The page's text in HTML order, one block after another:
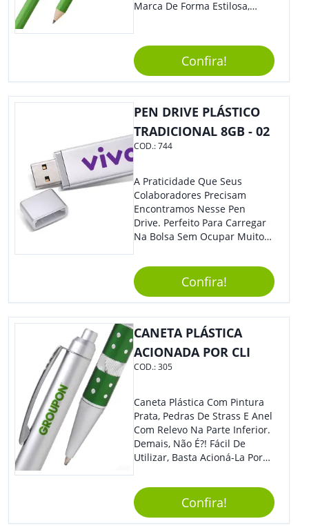
Marca De Forma Estilosa,
Reuniões Corporativas Ou Até
Mesmo Para Presentear
Colaboradores E Parceiros De
Confira!
PEN DRIVE PLÁSTICO
TRADICIONAL 8GB - 02
COD.:744
A Praticidade Que Seus
Colaboradores Precisam
Encontramos Nesse Pen
Drive. Perfeito Para Carregar
Na Bolsa Sem Ocupar Muito
Qualquer Lugar Todos Os
Arquivos Desejados. Ideal
Para Oferecer Em Eventos E
Feiras De Exposições.
Confira!
CANETA PLÁSTICA
ACIONADA POR CLI
COD.:305
Caneta Plástica Com Pintura
Prata, Pedras De Strass E Anel
Com Relevo Na Parte Inferior.
Demais, Não É?! Fácil De
Utilizar, Basta Acioná-La Por
Confira!